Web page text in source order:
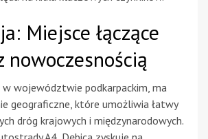
Miejsce łączące
nowoczesnością
w województwie podkarpackim, ma
geograficzne, które umożliwia łatwy
dróg krajowych i międzynarodowych.